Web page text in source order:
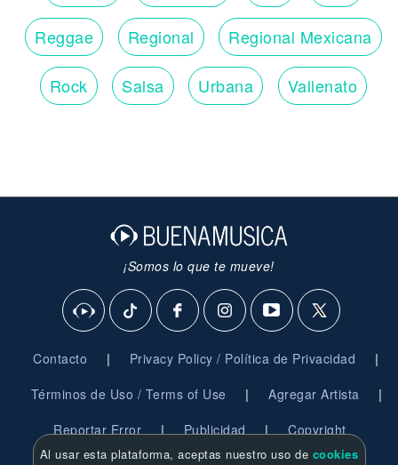
Reggae Regional Regional Mexicana
Rock Salsa Urbana Vallenato
¡Somos lo que te mueve!
Contacto | Privacy Policy / Política de Privacidad |
Términos de Uso / Terms of Use | Agregar Artista |
Reportar Error | Publicidad | Copyright
Al usar esta plataforma, aceptas nuestro uso de cookies